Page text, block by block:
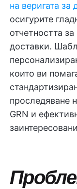
на веригата за
осигурите
отчетността
доставки.
които ви
проследяване
GRN и